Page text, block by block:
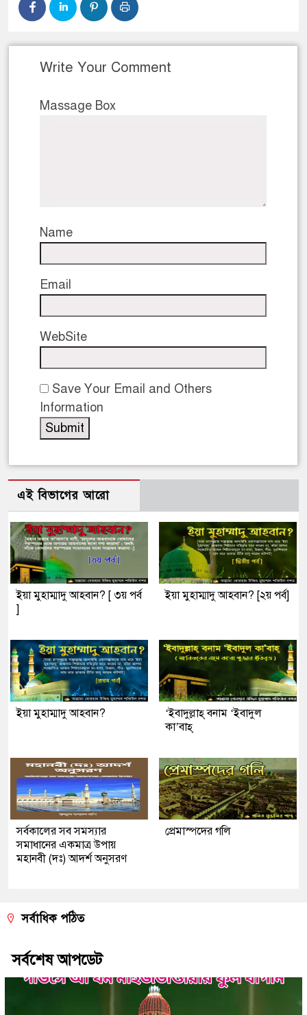
Write Your Comment
Massage Box
Name
Email
WebSite
Save Your Email and Others
Information
এই বিভাগের আরো
ইয়া মুহাম্মাদু আহবান? [ ৩য় পর্ব
]
ইয়া মুহাম্মাদু আহবান? [২য় পর্ব]
ইয়া মুহাম্মাদু আহবান?
‘ইবাদুল্লাহ্ বনাম ‘ইবাদুল
কা’বাহ্
সর্বকালের সব সমস্যার
সমাধানের একমাত্র উপায়
মহানবী (দঃ) আদর্শ অনুসরণ
প্রেমাস্পদের গলি
সর্বাধিক পঠিত
সর্বশেষ আপডেট